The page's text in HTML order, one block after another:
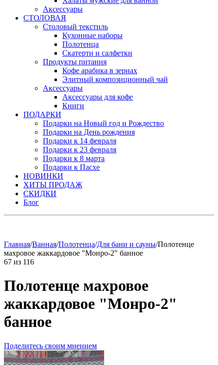
Аксессуары
СТОЛОВАЯ
Столовый текстиль
Кухонные наборы
Полотенца
Скатерти и салфетки
Продукты питания
Кофе арабика в зернах
Элитный композиционный чай
Аксессуары
Аксессуары для кофе
Книги
ПОДАРКИ
Подарки на Новый год и Рождество
Подарки на День рождения
Подарки к 14 февраля
Подарки к 23 февраля
Подарки к 8 марта
Подарки к Пасхе
НОВИНКИ
ХИТЫ ПРОДАЖ
СКИДКИ
Блог
Главная/Ванная/Полотенца/Для бани и сауны/Полотенце
махровое жаккардовое "Монро-2" банное
67 из 116
Полотенце махровое
жаккардовое "Монро-2"
банное
Поделитесь своим мнением